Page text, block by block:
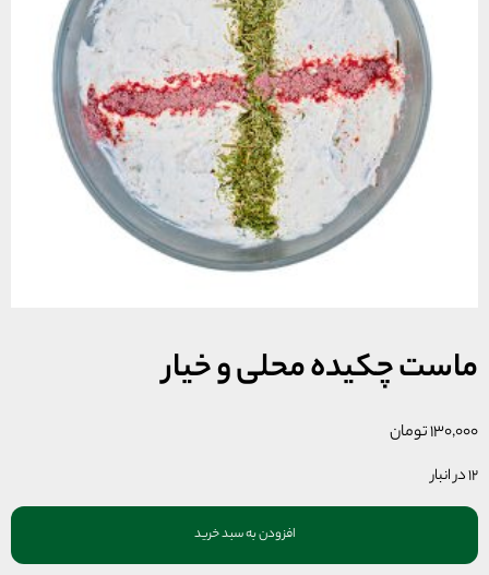
ماست چکیده محلی و خیار
۱۳۰,۰۰۰تومان
12 در انبار
افزودن به سبد خرید